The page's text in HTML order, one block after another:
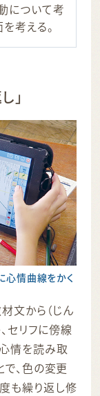
について考
考える。
」
心情曲線をかく
文から（じん
セリフに傍線
情を読み取
で、色の変更
も繰り返し修